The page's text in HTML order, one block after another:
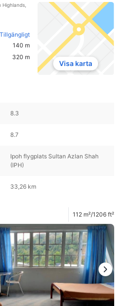
Tillgängligt
140 m
320 m
Visa karta
8.3
8.7
Ipoh flygplats Sultan Azlan Shah
(IPH)
33,26 km
112 m²/1206 ft²